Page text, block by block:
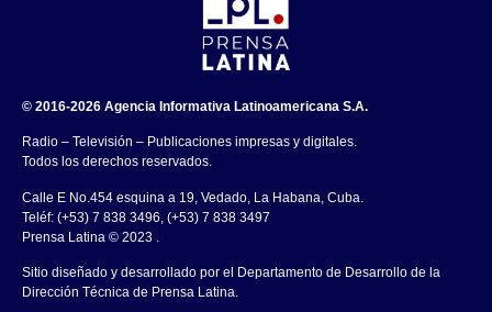
© 2016-2026 Agencia Informativa Latinoamericana S.A.
Radio – Televisión – Publicaciones impresas y digitales.
Todos los derechos reservados.
Calle E No.454 esquina a 19, Vedado, La Habana, Cuba.
Teléf: (+53) 7 838 3496, (+53) 7 838 3497
Prensa Latina © 2023 .
Sitio diseñado y desarrollado por el Departamento de Desarrollo de la
Dirección Técnica de Prensa Latina.